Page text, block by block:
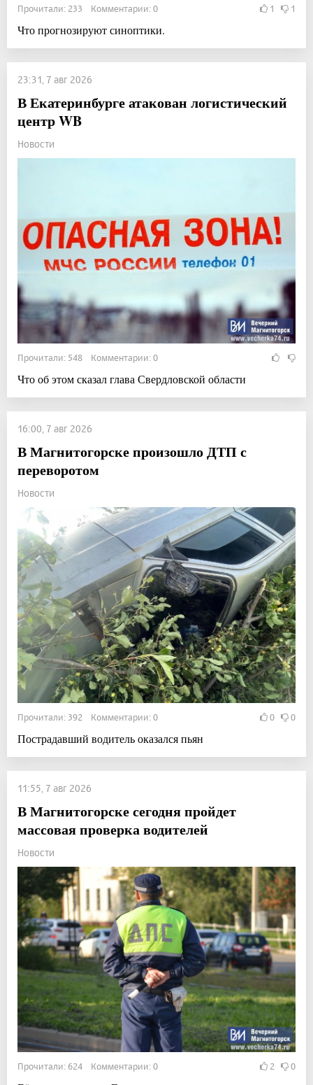
Прочитали: 233 Комментарии: 0 1 1
Что прогнозируют синоптики.
23:31, 7 авг 2026
В Екатеринбурге атакован логистический
центр WB
Новости
Прочитали: 548 Комментарии: 0
Что об этом сказал глава Свердловской области
16:00, 7 авг 2026
В Магнитогорске произошло ДТП с
переворотом
Новости
Прочитали: 392 Комментарии: 0 0 0
Пострадавший водитель оказался пьян
11:55, 7 авг 2026
В Магнитогорске сегодня пройдет
массовая проверка водителей
Новости
Прочитали: 624 Комментарии: 0 2 0